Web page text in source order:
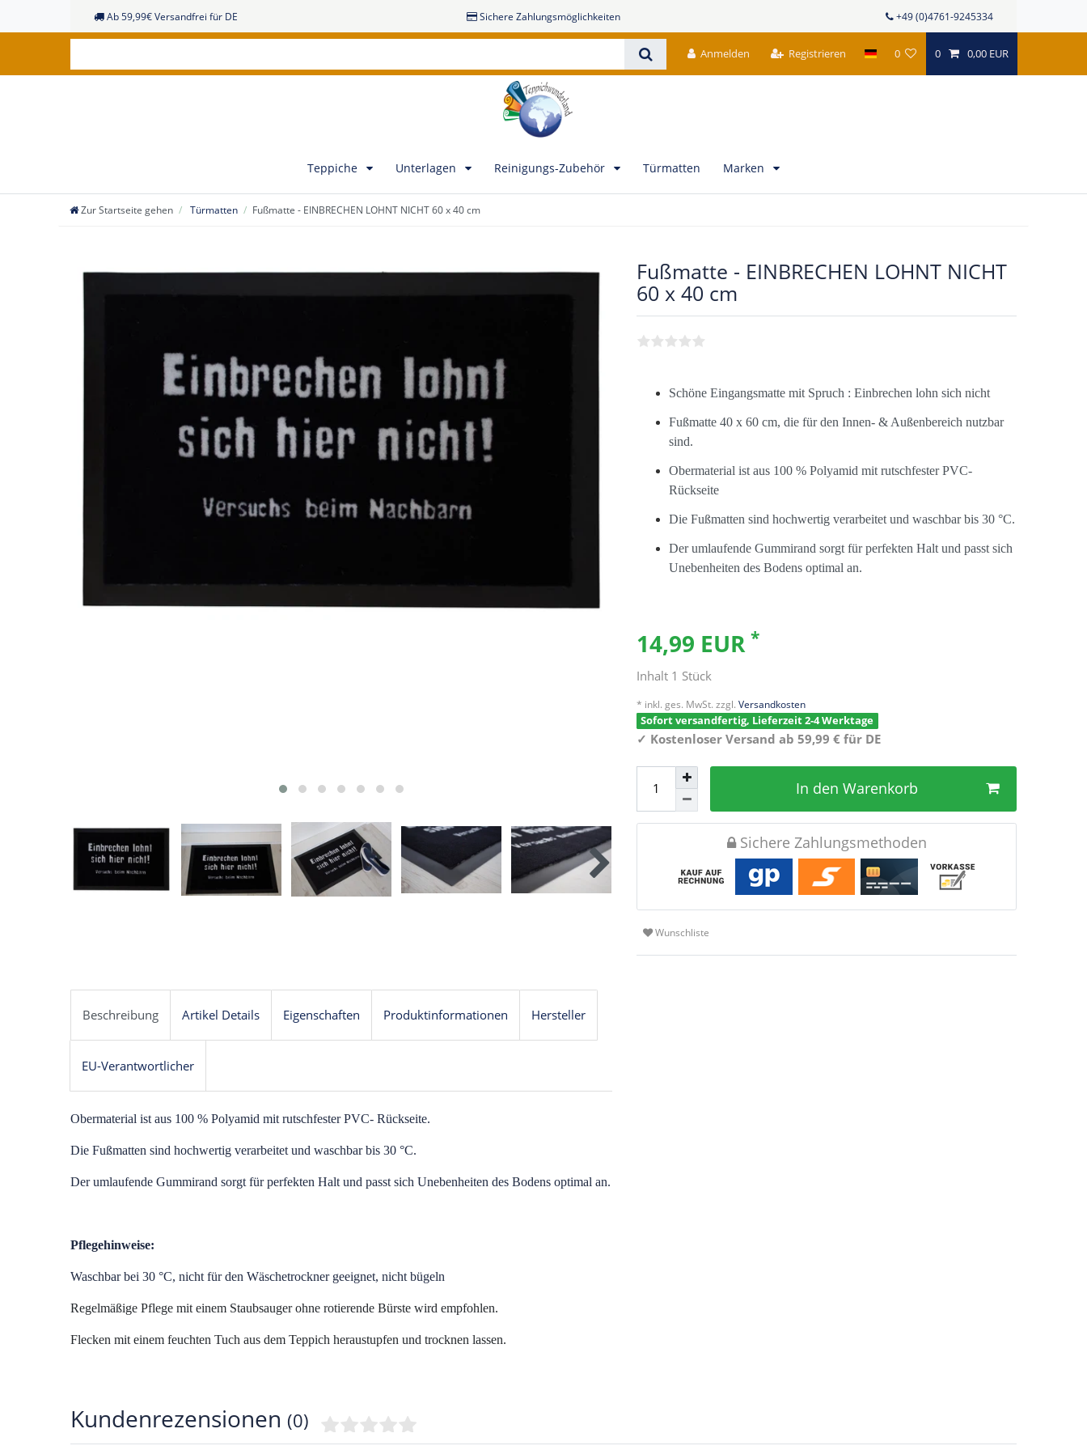
Ab 59,99€ Versandfrei für DE Sichere Zahlungsmöglichkeiten +49 (0)4761-9245334
Anmelden Registrieren 0 0 0,00 EUR
Teppiche Unterlagen Reinigungs-Zubehör Türmatten Marken
Zur Startseite gehen Türmatten Fußmatte - EINBRECHEN LOHNT NICHT 60 x 40 cm
Fußmatte - EINBRECHEN LOHNT NICHT
60 x 40 cm
Schöne Eingangsmatte mit Spruch : Einbrechen lohn sich nicht
Fußmatte 40 x 60 cm, die für den Innen- & Außenbereich nutzbar
sind.
Obermaterial ist aus 100 % Polyamid mit rutschfester PVC-
Rückseite
Die Fußmatten sind hochwertig verarbeitet und waschbar bis 30 °C.
Der umlaufende Gummirand sorgt für perfekten Halt und passt sich
Unebenheiten des Bodens optimal an.
14,99 EUR *
Inhalt 1 Stück
* inkl. ges. MwSt. zzgl. Versandkosten
Sofort versandfertig, Lieferzeit 2-4 Werktage
✓ Kostenloser Versand ab 59,99 € für DE
In den Warenkorb
Sichere Zahlungsmethoden
Wunschliste
Beschreibung Artikel Details Eigenschaften Produktinformationen Hersteller
EU-Verantwortlicher
Obermaterial ist aus 100 % Polyamid mit rutschfester PVC- Rückseite.
Die Fußmatten sind hochwertig verarbeitet und waschbar bis 30 °C.
Der umlaufende Gummirand sorgt für perfekten Halt und passt sich Unebenheiten des Bodens optimal an.
Pflegehinweise:
Waschbar bei 30 °C, nicht für den Wäschetrockner geeignet, nicht bügeln
Regelmäßige Pflege mit einem Staubsauger ohne rotierende Bürste wird empfohlen.
Flecken mit einem feuchten Tuch aus dem Teppich heraustupfen und trocknen lassen.
Kundenrezensionen (0)